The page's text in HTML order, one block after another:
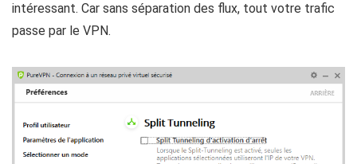
intéressant. Car sans séparation des flux, tout votre trafic
passe par le VPN.